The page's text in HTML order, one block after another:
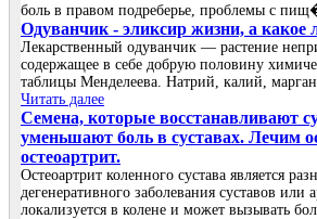
боль в правом подреберье, проблемы с
Одуванчик - эликсир жизни, а какое
Лекарственный одуванчик — растение
содержащее в себе добрую половину
таблицы Менделеева. Натрий, калий,
Читать далее
Семена, которые восстанавливают
уменьшают боль в суставах. Лечим
остеоартрит.
Остеоартрит коленного сустава является
дегенеративного заболевания суставов или
локализуется в колене и может вызывать